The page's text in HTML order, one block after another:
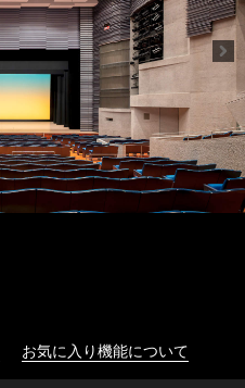
お気に入り機能について